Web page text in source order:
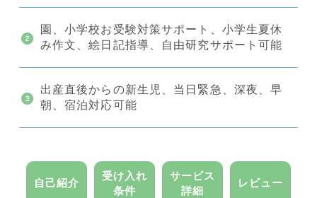
園、小学校お受験対策サポート、小学生夏休
み作文、絵日記指導、自由研究サポート可能
出産直後からの新生児、当日緊急、深夜、早
朝、宿泊対応可能
自己紹介
受け入れ
条件
サービス
詳細
レビュー